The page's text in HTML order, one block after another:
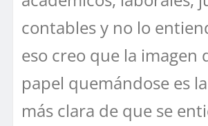
contables y no lo
eso creo que la imagen
papel quemándose es
más clara de que se